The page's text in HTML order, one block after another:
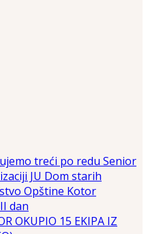
treći po redu Senior
JU Dom starih
Opštine Kotor
dan
OKUPIO 15 EKIPA IZ